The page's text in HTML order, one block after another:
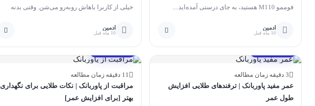
فوممو M110 هستید، به جای درستی آمده‌اید....
ادمین
10 ماه قبل
خیلی از کاربرا باهاش روبه‌رو می‌شن. وقتی بدنه
ادمین
10 ماه قبل
3 دقیقه زمان مطالعه
عمر مفید پاوربانک | ترفندهای طلایی افزایش
طول عمر
11 دقیقه زمان مطالعه
مراقبت از پاوربانک | نکات طلایی برای نگهداری
بهتر [برای افزایش عمر]